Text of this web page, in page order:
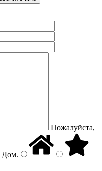
Пожалуйста,
Дом.